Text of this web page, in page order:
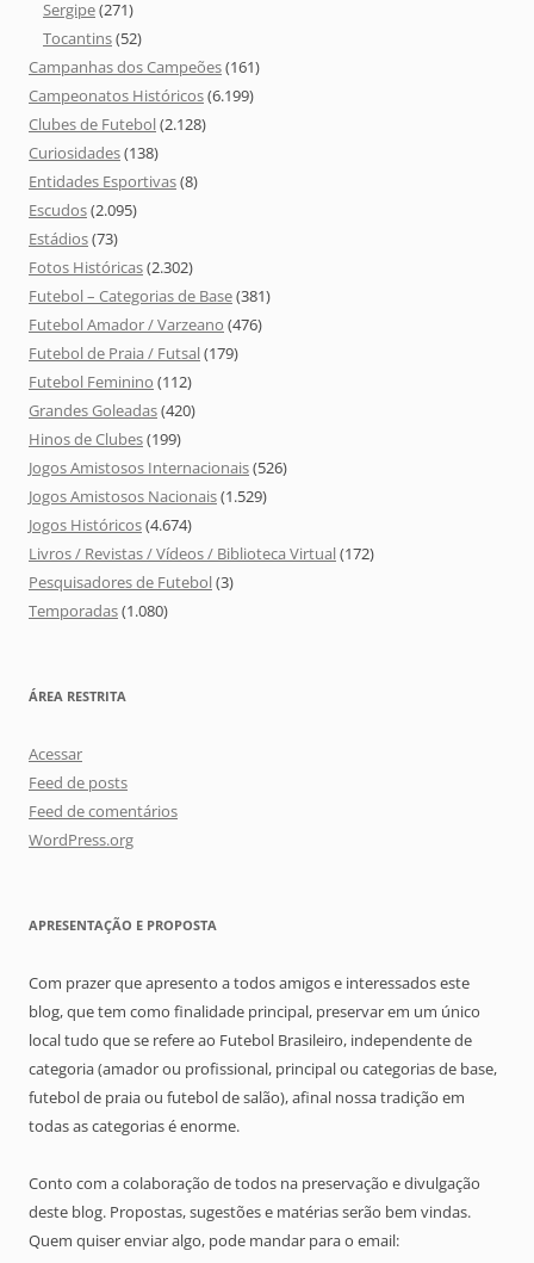
Sergipe(271)
Tocantins(52)
Campanhas dos Campeões(161)
Campeonatos Históricos(6.199)
Clubes de Futebol(2.128)
Curiosidades(138)
Entidades Esportivas(8)
Escudos(2.095)
Estádios(73)
Fotos Históricas(2.302)
Futebol – Categorias de Base(381)
Futebol Amador / Varzeano (476)
Futebol de Praia / Futsal(179)
Futebol Feminino (112)
Grandes Goleadas(420)
Hinos de Clubes(199)
Jogos Amistosos Internacionais(526)
Jogos Amistosos Nacionais(1.529)
Jogos Históricos(4.674)
Livros / Revistas / Vídeos / Biblioteca Virtual(172)
Pesquisadores de Futebol(3)
Temporadas(1.080)
ÁREA RESTRITA
Acessar
Feed de posts
Feed de comentários
WordPress.org
APRESENTAÇÃO E PROPOSTA
Com prazer que apresento a todos amigos e interessados este
blog, que tem como finalidade principal, preservar em um único
local tudo que se refere ao Futebol Brasileiro, independente de
categoria (amador ou profissional, principal ou categorias de base,
futebol de praia ou futebol de salão), afinal nossa tradição em
todas as categorias é enorme.
Conto com a colaboração de todos na preservação e divulgação
deste blog. Propostas, sugestões e matérias serão bem vindas.
Quem quiser enviar algo, pode mandar para o email: